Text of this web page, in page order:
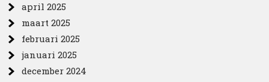
april 2025
maart 2025
februari 2025
januari 2025
december 2024